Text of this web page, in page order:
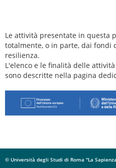
Le attività presentate in questa
totalmente, o in parte, dai fondi
resilienza.
L'elenco e le finalità delle
sono descritte nella pagina
© Università degli Studi di Roma "La